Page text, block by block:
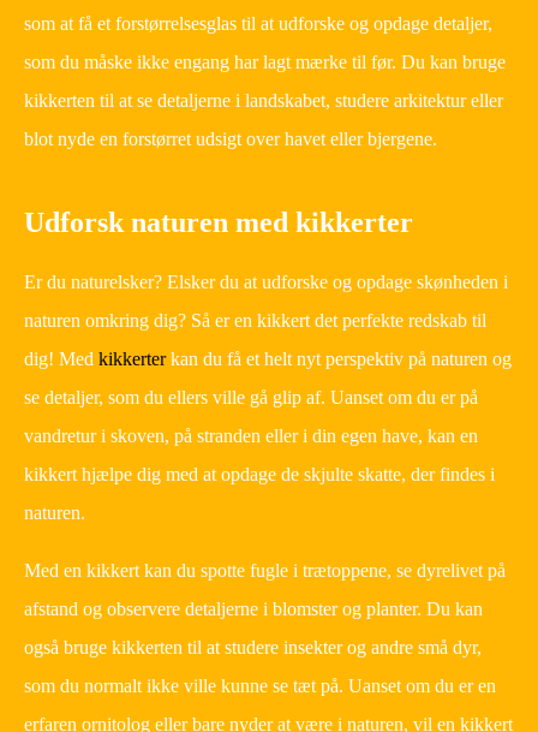
som at få et forstørrelsesglas til at udforske og opdage detaljer,
som du måske ikke engang har lagt mærke til før. Du kan bruge
kikkerten til at se detaljerne i landskabet, studere arkitektur eller
blot nyde en forstørret udsigt over havet eller bjergene.
Udforsk naturen med kikkerter
Er du naturelsker? Elsker du at udforske og opdage skønheden i
naturen omkring dig? Så er en kikkert det perfekte redskab til
dig! Med kikkerterkan du få et helt nyt perspektiv på naturen og
se detaljer, som du ellers ville gå glip af. Uanset om du er på
vandretur i skoven, på stranden eller i din egen have, kan en
kikkert hjælpe dig med at opdage de skjulte skatte, der findes i
naturen.
Med en kikkert kan du spotte fugle i trætoppene, se dyrelivet på
afstand og observere detaljerne i blomster og planter. Du kan
også bruge kikkerten til at studere insekter og andre små dyr,
som du normalt ikke ville kunne se tæt på. Uanset om du er en
erfaren ornitolog eller bare nyder at være i naturen, vil en kikkert